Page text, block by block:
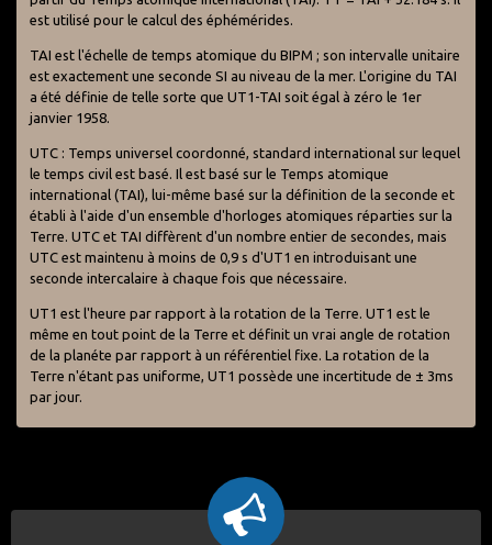
est utilisé pour le calcul des éphémérides.
TAI est l'échelle de temps atomique du BIPM ; son intervalle unitaire
est exactement une seconde SI au niveau de la mer. L'origine du TAI
a été définie de telle sorte que UT1-TAI soit égal à zéro le 1er
janvier 1958.
UTC : Temps universel coordonné, standard international sur lequel
le temps civil est basé. Il est basé sur le Temps atomique
international (TAI), lui-même basé sur la définition de la seconde et
établi à l'aide d'un ensemble d'horloges atomiques réparties sur la
Terre. UTC et TAI diffèrent d'un nombre entier de secondes, mais
UTC est maintenu à moins de 0,9 s d'UT1 en introduisant une
seconde intercalaire à chaque fois que nécessaire.
UT1 est l'heure par rapport à la rotation de la Terre. UT1 est le
même en tout point de la Terre et définit un vrai angle de rotation
de la planéte par rapport à un référentiel fixe. La rotation de la
Terre n'étant pas uniforme, UT1 possède une incertitude de ± 3ms
par jour.